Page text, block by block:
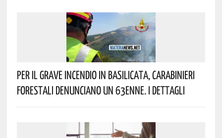
Per Il Grave Incendio In Basilicata, Carabinieri
Forestali Denunciano Un 63enne. I Dettagli